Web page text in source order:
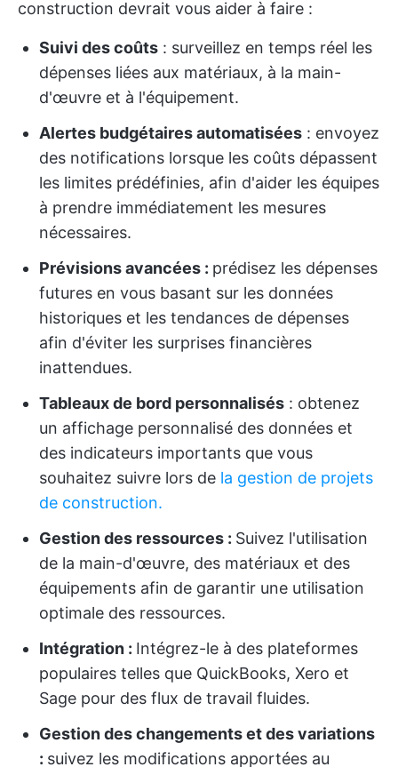
construction devrait vous aider à faire :
Suivi des coûts : surveillez en temps réel les
dépenses liées aux matériaux, à la main-
d'œuvre et à l'équipement.
Alertes budgétaires automatisées : envoyez
des notifications lorsque les coûts dépassent
les limites prédéfinies, afin d'aider les équipes
à prendre immédiatement les mesures
nécessaires.
Prévisions avancées : prédisez les dépenses
futures en vous basant sur les données
historiques et les tendances de dépenses
afin d'éviter les surprises financières
inattendues.
Tableaux de bord personnalisés : obtenez
un affichage personnalisé des données et
des indicateurs importants que vous
souhaitez suivre lors de la gestion de projets
de construction.
Gestion des ressources : Suivez l'utilisation
de la main-d'œuvre, des matériaux et des
équipements afin de garantir une utilisation
optimale des ressources.
Intégration : Intégrez-le à des plateformes
populaires telles que QuickBooks, Xero et
Sage pour des flux de travail fluides.
Gestion des changements et des variations
: suivez les modifications apportées au